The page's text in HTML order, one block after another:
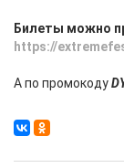
Билеты можно
https://
А по промокоду